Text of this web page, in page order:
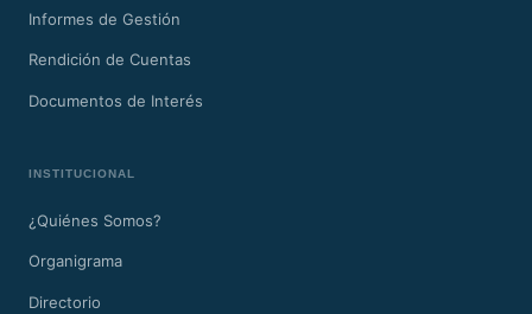
Informes de Gestión
Rendición de Cuentas
Documentos de Interés
INSTITUCIONAL
¿Quiénes Somos?
Organigrama
Directorio